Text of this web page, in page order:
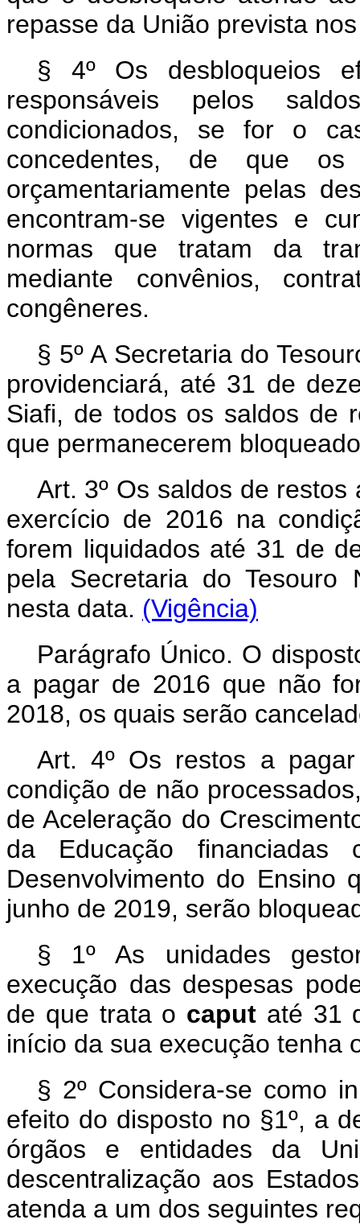
repasse da União prevista
§ 4º Os desbloqueios
responsáveis pelos
condicionados, se for o
concedentes, de que os
orçamentariamente pelas
encontram-se vigentes e
normas que tratam da
mediante convênios,
congêneres.
§ 5º A Secretaria do
providenciará, até 31 de
Siafi, de todos os saldos
que permanecerem
Art. 3º Os saldos de
exercício de 2016 na
forem liquidados até 31 de
pela Secretaria do Tesouro
nesta data. (Vigência)
Parágrafo Único. O
a pagar de 2016 que não
2018, os quais serão
Art. 4º Os restos a
condição de não
de Aceleração do
da Educação
Desenvolvimento do Ensino
junho de 2019, serão
§ 1º As unidades
execução das despesas
de que trata o caput até 31
início da sua execução tenha
§ 2º Considera-se como
efeito do disposto no §1º, a
órgãos e entidades da
descentralização aos
atenda a um dos seguintes